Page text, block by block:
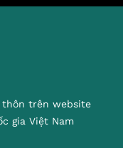
thôn trên website
gia Việt Nam